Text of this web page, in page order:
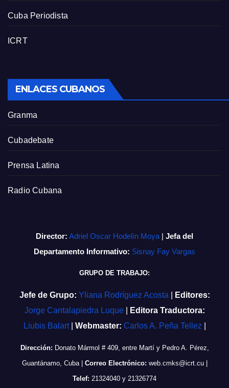
Cuba Periodista
ICRT
ENLACES CUBANOS
Granma
Cubadebate
Prensa Latina
Radio Cubana
Director: Adriel Oscar Hodelín Moya | Jefa del
Departamento Informativo: Sisnay Fay Vargas
GRUPO DE TRABAJO:
Jefe de Grupo: Yliana Rodríguez Acosta
Editores:
Jorge Cantalapiedra Luque
Editora Traductora:
Liubis Balart
Webmaster: Carlos A. Peña Tellez
Dirección: Donato Mármol # 409, entre Martí y Pedro A. Pérez,
Guantánamo, Cuba| Correo Electrónico: web.cmks@icrt.cu|
Telef: 21324040 y 21326774